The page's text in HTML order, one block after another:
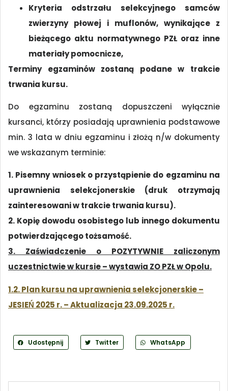
Kryteria odstrzału selekcyjnego samców
zwierzyny płowej i muflonów, wynikające z
bieżącego aktu normatywnego PZŁ oraz inne
materiały pomocnicze,
Terminy egzaminów zostaną podane w trakcie
trwania kursu.
Do egzaminu zostaną dopuszczeni wyłącznie
kursanci, którzy posiadają uprawnienia podstawowe
min. 3 lata w dniu egzaminu i złożą n/w dokumenty
we wskazanym terminie:
1. Pisemny wniosek o przystąpienie do egzaminu na
uprawnienia selekcjonerskie (druk otrzymają
zainteresowani w trakcie trwania kursu).
2. Kopię dowodu osobistego lub innego dokumentu
potwierdzającego tożsamość.
3. Zaświadczenie o POZYTYWNIE zaliczonym
uczestnictwie w kursie – wystawia ZO PZŁ w Opolu.
1.2. Plan kursu na uprawnienia selekcjonerskie –
JESIEŃ 2025 r. – Aktualizacja 23.09.2025 r.
Udostępnij Twitter WhatsApp